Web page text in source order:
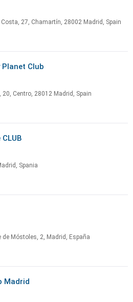
27, Chamartín, 28002 Madrid, Spain
Planet Club
20, Centro, 28012 Madrid, Spain
Spania
de Móstoles, 2, Madrid, España
Madrid